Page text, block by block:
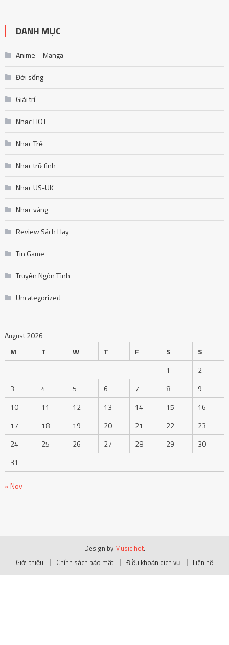
DANH MỤC
Anime – Manga
Đời sống
Giải trí
Nhạc HOT
Nhạc Trẻ
Nhạc trữ tình
Nhạc US-UK
Nhạc vàng
Review Sách Hay
Tin Game
Truyện Ngôn Tình
Uncategorized
August 2026
M
T W T F S
S
1
2
3
4 5 6 7 8
9
10
11 12 13 14 15
16
17
18 19 20 21 22
23
24
25 26 27 28 29
30
31
« Nov
Design by Music hot.
Giới thiệu
Chính sách bảo mật Điều khoản dịch vụ Liên hệ